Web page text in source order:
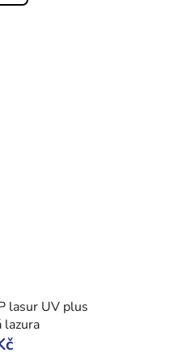
lasur UV plus
lazura